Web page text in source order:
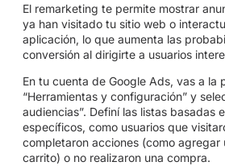
El remarketing te permite mostrar
ya han visitado tu sitio web o
aplicación, lo que aumenta las
conversión al dirigirte a usuarios
En tu cuenta de Google Ads, vas a la
“Herramientas y configuración” y
audiencias”. Definí las listas basadas
específicos, como usuarios que
completaron acciones (como agregar
carrito) o no realizaron una compra.